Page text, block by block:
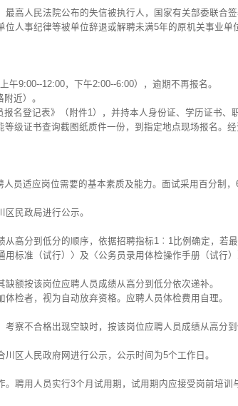
最高人民法院公布的失信被执行人，国家有关部委联合
人事纪律等被单位辞退或解聘未满5年的原机关事业
9:00--12:00，下午2:00--6:00），逾期不再报名。
近）。
名登记表》（附件1），并持本人身份证、学历证书
级证书查询截图纸质件一份，到指定地点现场报名。
员适应岗位需要的基本素质及能力。面试采用百分制
民政局进行公示。
高分到低分的顺序，依据招聘指标1︰1比例确定，若
标准（试行）〉及〈公务员录用体检操作手册（试行
额按该岗位应聘人员成绩从高分到低分依次递补。
检者，视为自动放弃资格。应聘人员体检费用自理。
察不合格出现空缺时，按该岗位应聘人员成绩从高分到
区人民政府网进行公示，公示时间为5个工作日。
聘用人员实行3个月试用期，试用期内应接受岗前培